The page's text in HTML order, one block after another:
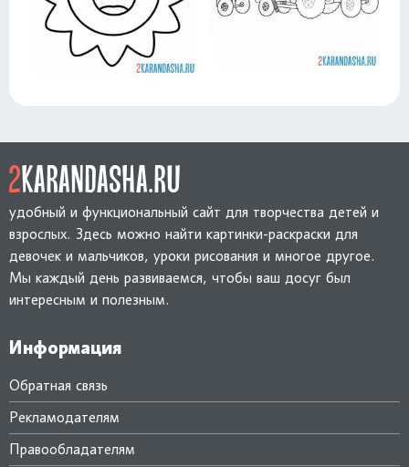
удобный и функциональный сайт для творчества детей и
взрослых. Здесь можно найти картинки-раскраски для
девочек и мальчиков, уроки рисования и многое другое.
Мы каждый день развиваемся, чтобы ваш досуг был
интересным и полезным.
Информация
Обратная связь
Рекламодателям
Правообладателям